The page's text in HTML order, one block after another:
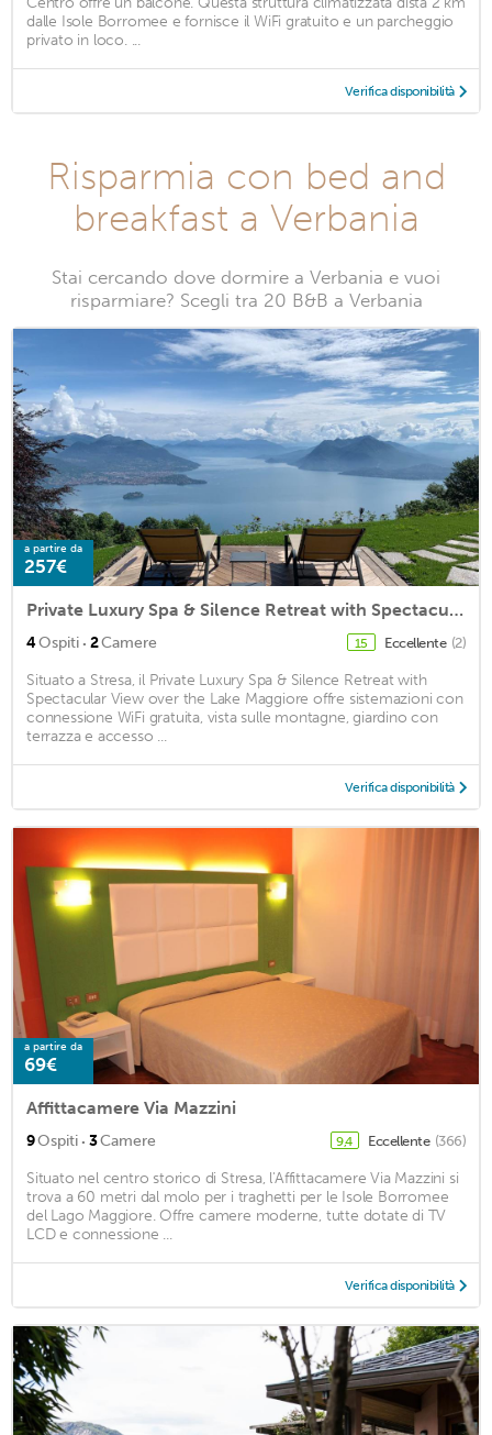
dalle Isole Borromee e fornisce il WiFi gratuito e un parcheggio
privato in loco. ...
Verifica disponibilità
Risparmia con bed and
breakfast a Verbania
Stai cercando dove dormire a Verbania e vuoi
risparmiare? Scegli tra 20 B&B a Verbania
a partire da
257€
Private Luxury Spa & Silence Retreat with Spectacular View over the Lake Maggiore
4Ospiti · 2Camere 15 Eccellente (2)
Situato a Stresa, il Private Luxury Spa & Silence Retreat with
Spectacular View over the Lake Maggiore offre sistemazioni con
connessione WiFi gratuita, vista sulle montagne, giardino con
terrazza e accesso ...
Verifica disponibilità
a partire da
69€
Affittacamere Via Mazzini
9Ospiti · 3Camere 9,4 Eccellente (366)
Situato nel centro storico di Stresa, l'Affittacamere Via Mazzini si
trova a 60 metri dal molo per i traghetti per le Isole Borromee
del Lago Maggiore. Offre camere moderne, tutte dotate di TV
LCD e connessione ...
Verifica disponibilità